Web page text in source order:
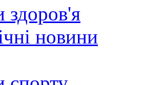
здоров'я
новини